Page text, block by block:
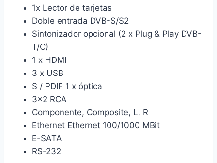
1x Lector de tarjetas
Doble entrada DVB-S/S2
Sintonizador opcional (2 x Plug & Play DVB-
T/C)
1 x HDMI
3 x USB
S / PDIF 1 x óptica
3×2 RCA
Componente, Composite, L, R
Ethernet Ethernet 100/1000 MBit
E-SATA
RS-232